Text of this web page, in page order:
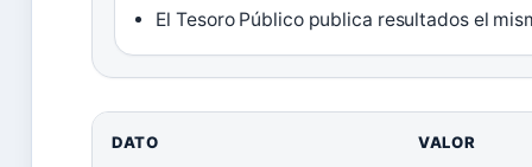
El Tesoro Público publica resultados el
DATO VALOR